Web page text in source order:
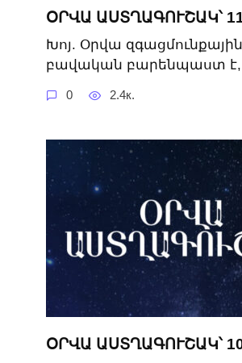
ՕՐՎԱ ԱՍՏՂԱԳՈՒՇԱԿ՝
Խոյ. Օրվա
բավական բարենպաստ է,
0 2.4к.
ՕՐՎԱ ԱՍՏՂԱԳՈՒՇԱԿ՝